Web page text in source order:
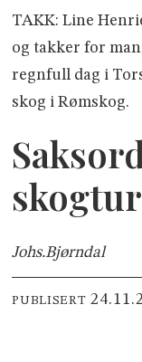
TAKK: Line
og takker for
regnfull dag i
skog i Rømskog.
skogtur
Johs.Bjørndal
PUBLISERT